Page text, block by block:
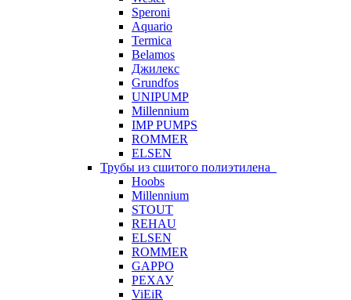
Speroni
Aquario
Termica
Belamos
Джилекс
Grundfos
UNIPUMP
Millennium
IMP PUMPS
ROMMER
ELSEN
Трубы из сшитого полиэтилена
Hoobs
Millennium
STOUT
REHAU
ELSEN
ROMMER
GAPPO
РЕХАУ
ViEiR